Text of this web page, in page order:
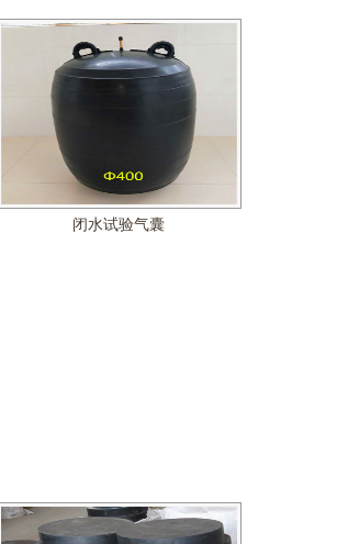
闭水试验气囊